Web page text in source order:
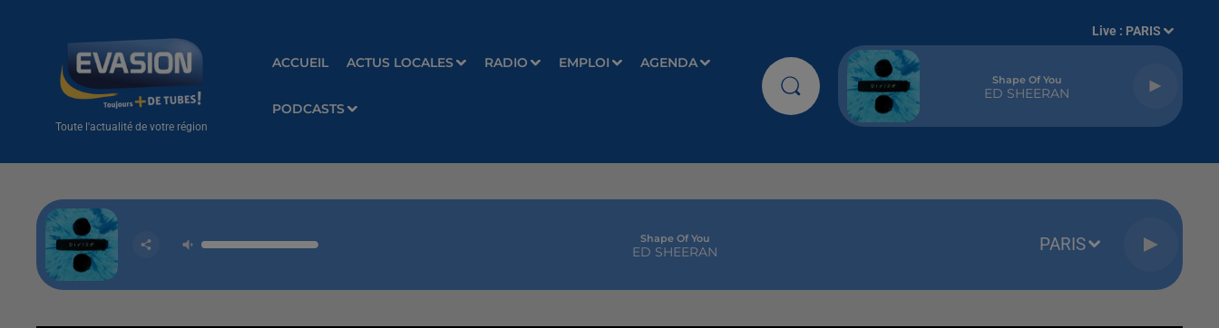
Toute l'actualité de votre région
ACCUEIL ACTUS LOCALES RADIO EMPLOI AGENDA
PODCASTS
Live : PARIS
Shape Of You
ED SHEERAN
Shape Of You
ED SHEERAN PARIS